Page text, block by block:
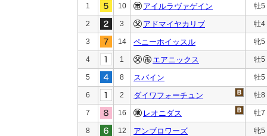
1 10 アイルラヴァゲイン 牡5
2 3 アドマイヤカリブ 牡4
3 14 ペニーホイッスル 牝5
4 1 エアニックス 牡5
5 8 スパイン 牡5
6 2 ダイワフォーチュン 牡8
7 16 レオニダス 牡7
8 12 アンブロワーズ 牝5